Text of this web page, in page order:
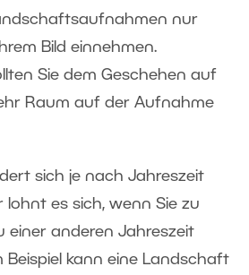
nur
Bild einnehmen.
Sie dem Geschehen auf
Raum auf der Aufnahme
sich je nach Jahreszeit
lohnt es sich, wenn Sie zu
einer anderen Jahreszeit
Beispiel kann eine Landschaft